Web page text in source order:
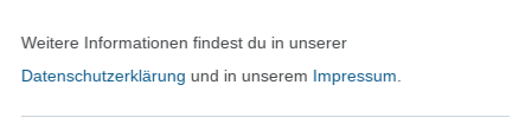
Weitere Informationen findest du in unserer
Datenschutzerklärung und in unserem Impressum